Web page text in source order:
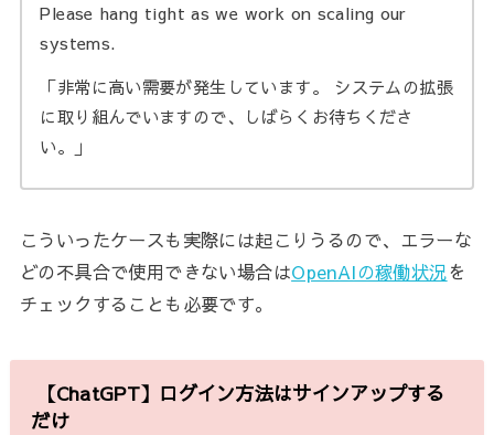
Please hang tight as we work on scaling our
systems.
「非常に高い需要が発生しています。 システムの拡張
に取り組んでいますので、しばらくお待ちくださ
い。」
こういったケースも実際には起こりうるので、エラーな
どの不具合で使用できない場合はOpenAIの稼働状況を
チェックすることも必要です。
【ChatGPT】ログイン方法はサインアップする
だけ